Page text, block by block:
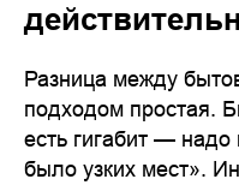
Разница между
подходом простая.
есть гигабит —
было узких мест».